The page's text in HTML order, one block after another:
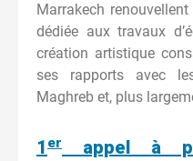
Marrakech
dédiée aux travaux
création artistique
ses rapports avec
Maghreb et, plus
1 er
appel à